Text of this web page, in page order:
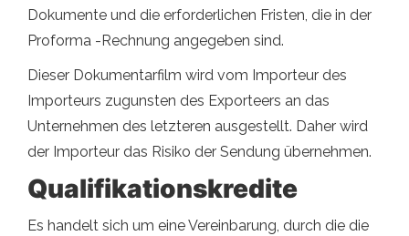
Dokumente und die erforderlichen Fristen, die in der
Proforma -Rechnung angegeben sind.
Dieser Dokumentarfilm wird vom Importeur des
Importeurs zugunsten des Exporteers an das
Unternehmen des letzteren ausgestellt. Daher wird
der Importeur das Risiko der Sendung übernehmen.
Qualifikationskredite
Es handelt sich um eine Vereinbarung, durch die die